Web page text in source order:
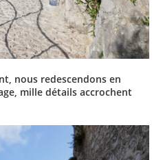
nous redescendons en
mille détails accrochent